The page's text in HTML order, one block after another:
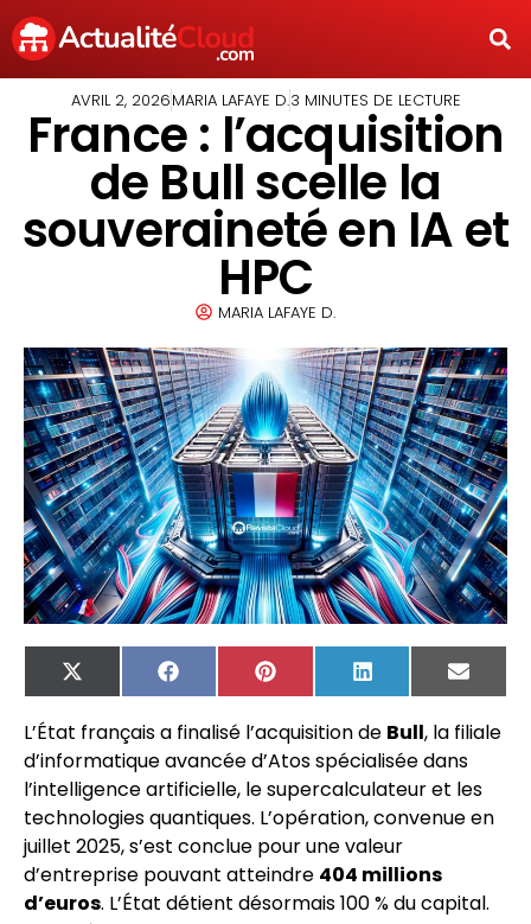
AVRIL 2, 2026MARIA LAFAYE D.3 MINUTES DE LECTURE
France : l’acquisition
de Bull scelle la
souveraineté en IA et
HPC
MARIA LAFAYE D.
X
(Twitter)
FacebookPinterest LinkedIn
Email
L’État français a finalisé l’acquisition de Bull, la filiale
d’informatique avancée d’Atos spécialisée dans
l’intelligence artificielle, le supercalculateur et les
technologies quantiques. L’opération, convenue en
juillet 2025, s’est conclue pour une valeur
d’entreprise pouvant atteindre 404 millions
d’euros. L’État détient désormais 100 % du capital.